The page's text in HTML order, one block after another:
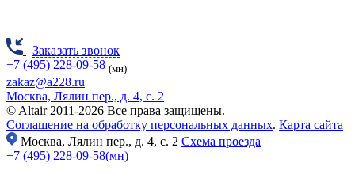
Заказать звонок
+7 (495) 228-09-58 (мн)
zakaz@a228.ru
Москва, Лялин пер., д. 4, с. 2
© Altair 2011-2026 Все права защищены.
Соглашение на обработку персональных данных. Карта сайта
Москва, Лялин пер., д. 4, с. 2 Схема проезда
+7 (495) 228-09-58(мн)